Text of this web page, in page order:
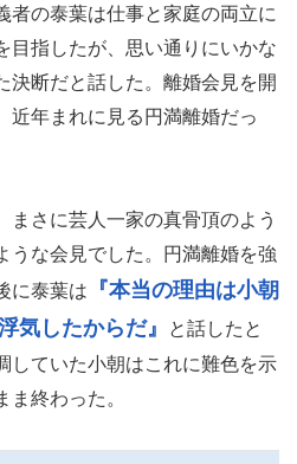
者の泰葉は仕事と家庭の両立に
目指したが、思い通りにいかな
決断だと話した。離婚会見を開
近年まれに見る円満離婚だっ
まさに芸人一家の真骨頂のよう
うな会見でした。円満離婚を強
に泰葉は
『本当の理由は小朝
気したからだ』
と話したと
していた小朝はこれに難色を示
ま終わった。